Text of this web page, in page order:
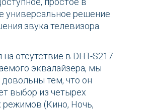
универсальное решение
звука телевизора.
отсутствие в DHT-S217
эквалайзера, мы
тем, что он
выбор из четырех
режимов (Кино, Ночь,